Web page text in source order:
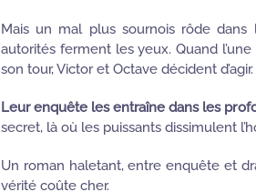
Mais un mal plus sournois rôde
autorités ferment les yeux. Quand l’une
son tour, Victor et Octave décident d’agir.
Leur enquête les entraîne dans les
secret, là où les puissants dissimulent
Un roman haletant, entre enquête et
vérité coûte cher.